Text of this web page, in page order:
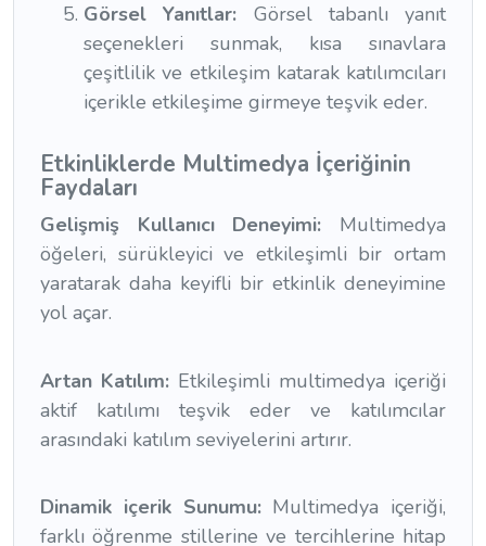
Görsel Yanıtlar: Görsel tabanlı yanıt
seçenekleri sunmak, kısa sınavlara
çeşitlilik ve etkileşim katarak katılımcıları
içerikle etkileşime girmeye teşvik eder.
Etkinliklerde Multimedya İçeriğinin
Faydaları
Gelişmiş Kullanıcı Deneyimi: Multimedya
öğeleri, sürükleyici ve etkileşimli bir ortam
yaratarak daha keyifli bir etkinlik deneyimine
yol açar.
Artan Katılım: Etkileşimli multimedya içeriği
aktif katılımı teşvik eder ve katılımcılar
arasındaki katılım seviyelerini artırır.
Dinamik içerik Sunumu: Multimedya içeriği,
farklı öğrenme stillerine ve tercihlerine hitap